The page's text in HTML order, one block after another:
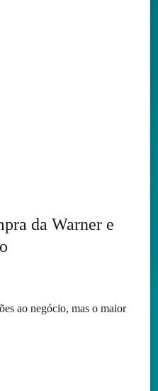
da Warner e
ao negócio, mas o maior